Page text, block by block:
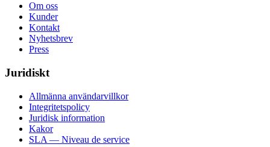
Om oss
Kunder
Kontakt
Nyhetsbrev
Press
Juridiskt
Allmänna användarvillkor
Integritetspolicy
Juridisk information
Kakor
SLA — Niveau de service